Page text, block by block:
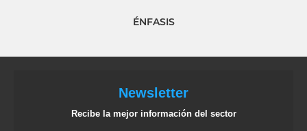
ÉNFASIS
Newsletter
Recibe la mejor información del sector